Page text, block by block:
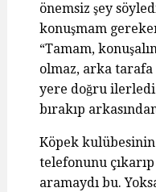
önemsiz şey
konuşmam
“Tamam,
olmaz, arka
yere doğru
bırakıp
Köpek
telefonunu
aramaydı bu.